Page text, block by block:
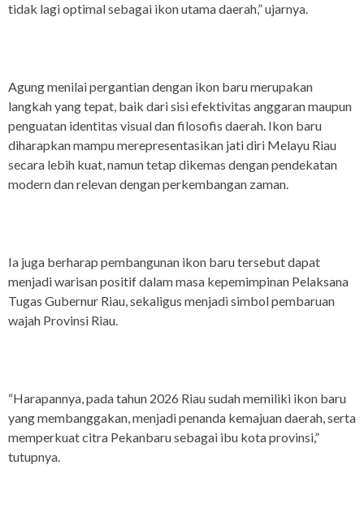
tidak lagi optimal sebagai ikon utama daerah,” ujarnya.
Agung menilai pergantian dengan ikon baru merupakan
langkah yang tepat, baik dari sisi efektivitas anggaran maupun
penguatan identitas visual dan filosofis daerah. Ikon baru
diharapkan mampu merepresentasikan jati diri Melayu Riau
secara lebih kuat, namun tetap dikemas dengan pendekatan
modern dan relevan dengan perkembangan zaman.
Ia juga berharap pembangunan ikon baru tersebut dapat
menjadi warisan positif dalam masa kepemimpinan Pelaksana
Tugas Gubernur Riau, sekaligus menjadi simbol pembaruan
wajah Provinsi Riau.
“Harapannya, pada tahun 2026 Riau sudah memiliki ikon baru
yang membanggakan, menjadi penanda kemajuan daerah, serta
memperkuat citra Pekanbaru sebagai ibu kota provinsi,”
tutupnya.